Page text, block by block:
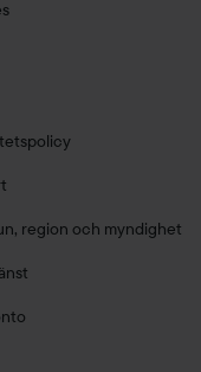
region och myndighet